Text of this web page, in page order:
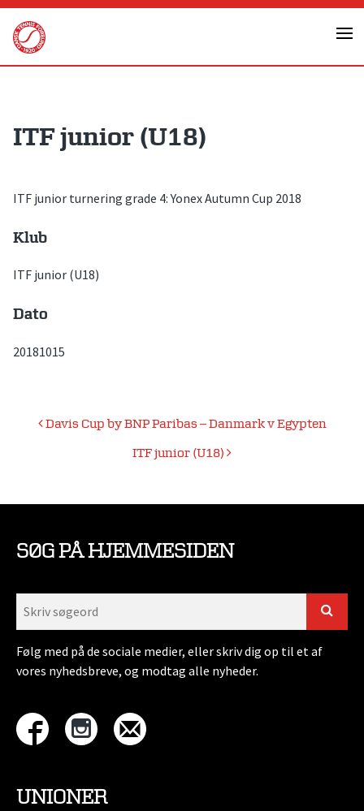
Skip
content
ITF junior (U18)
ITF junior turnering grade 4: Yonex Autumn Cup 2018
Klub
ITF junior (U18)
Dato
20181015
Indlægsnavigation
Davis Cup by BNP Paribas – Danmark v Egypten
ITF junior (U18)
SØG PÅ HJEMMESIDEN
Følg med på de sociale medier, eller skriv dig op til et af
vores nyhedsbreve, og modtag alle nyheder.
UNIONER